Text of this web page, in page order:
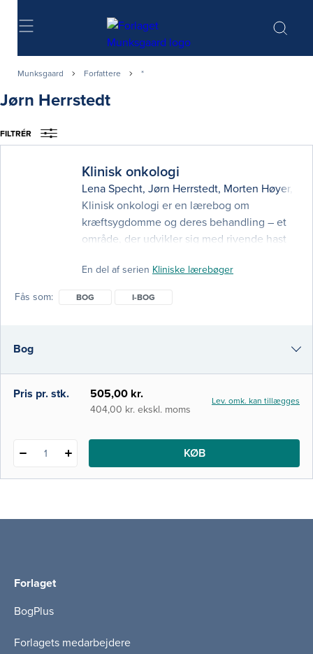
Søg
Munksgaard Forfattere *
Jørn Herrstedt
FILTRÉR
Klinisk onkologi
Lena Specht, Jørn Herrstedt, Morten Høyer,
Klinisk onkologi er en lærebog om
kræftsygdomme og deres behandling – et
område, der udvikler sig med rivende hast
klinisk forskning som teknologiske
nyeste viden inden for områ
En del af serien Kliniske lærebøger
Fås som BOG I-BOG
Bog
i-bog
Pris pr. stk. 505,00 kr.
404,00 kr. ekskl. moms
Lev. omk. kan tillægges
1 KØB
Forlaget
BogPlus
Forlagets medarbejdere